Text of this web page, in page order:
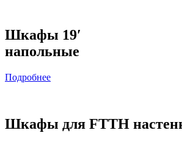
Шкафы 19′
напольные
Подробнее
Шкафы для FTTH